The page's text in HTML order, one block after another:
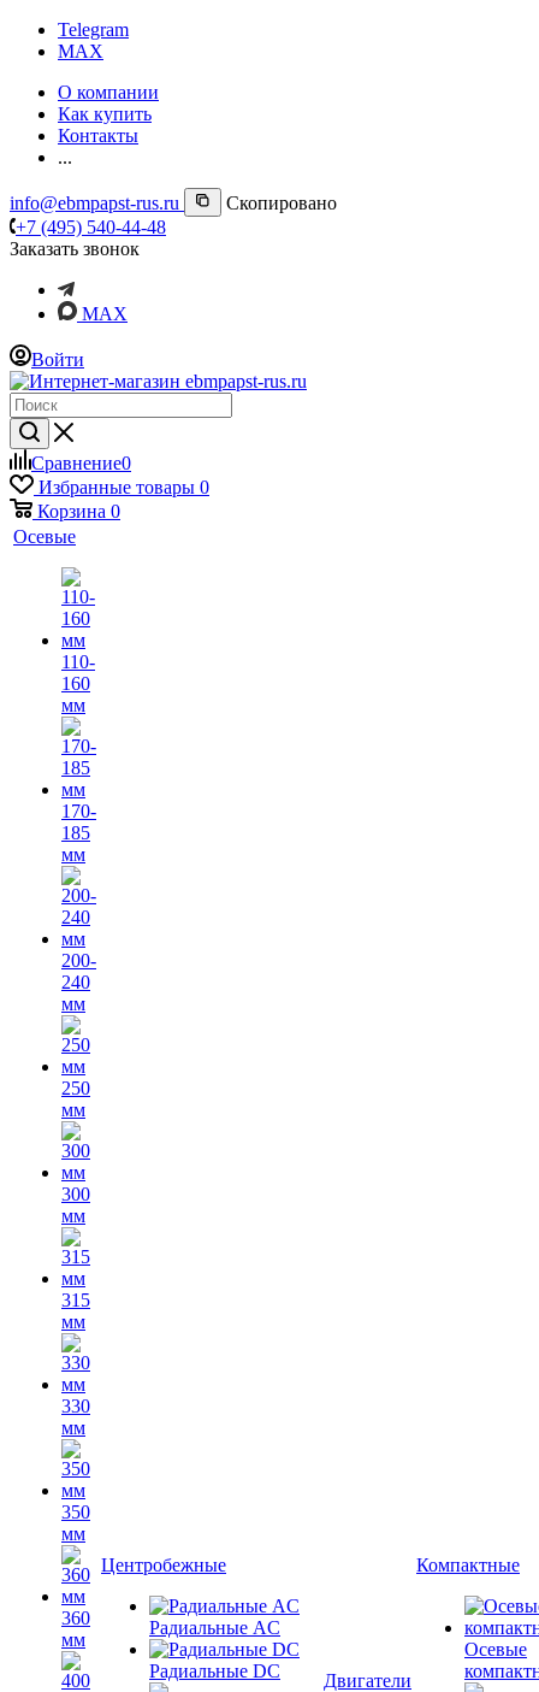
Telegram
MAX
О компании
Как купить
Контакты
...
info@ebmpapst-rus.ru
Скопировано
+7 (495) 540-44-48
Заказать звонок
MAX
Войти
Сравнение0
Избранные товары 0
Корзина 0
Осевые
110-
160
мм
170-
185
мм
200-
240
мм
250
мм
300
мм
315
мм
330
мм
350
мм
360
мм
Центробежные
Радиальные AC
Радиальные DC Двигатели
Компактные
Осевые